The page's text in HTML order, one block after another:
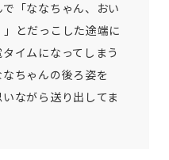
「ななちゃん、おい
とだっこした途端に
イムになってしまう
ちゃんの後ろ姿を
ながら送り出してま